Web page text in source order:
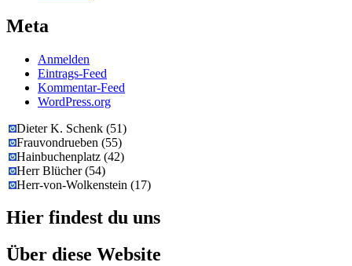
Meta
Anmelden
Eintrags-Feed
Kommentar-Feed
WordPress.org
Dieter K. Schenk(51)
Frauvondrueben(55)
Hainbuchenplatz(42)
Herr Blücher(54)
Herr-von-Wolkenstein(17)
Hier findest du uns
Über diese Website